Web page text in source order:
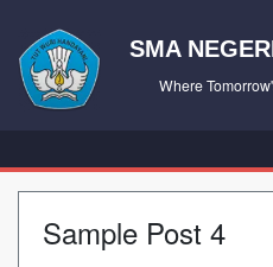
SMA
Where
Sample Post 4